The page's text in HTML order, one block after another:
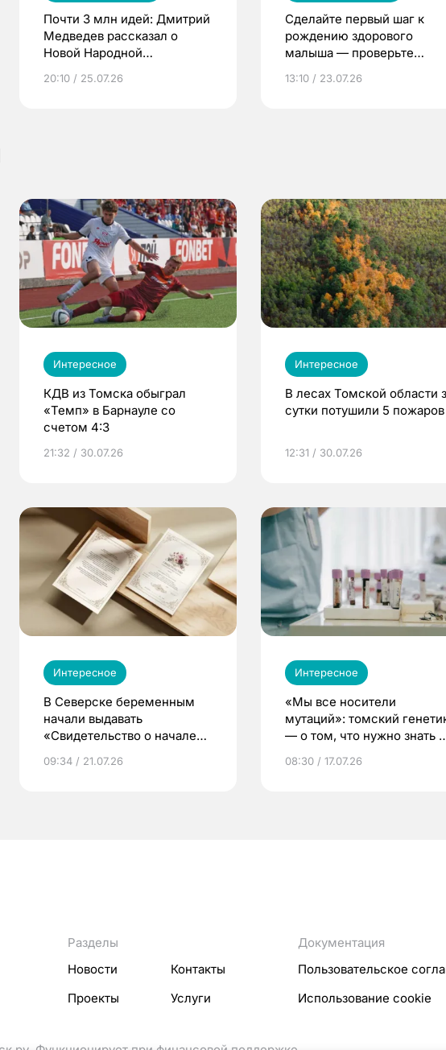
Почти 3 млн идей: Дмитрий
Медведев рассказал о
Новой Народной
20:10 / 25.07.26
Сделайте первый шаг к
рождению здорового
малыша — проверьте
по ОМС!
13:10 / 23.07.26
Интересное
КДВ из Томска обыграл
«Темп» в Барнауле со
счетом 4:3
21:32 / 30.07.26
Интересное
В лесах Томской области
сутки потушили 5 пожаров
12:31 / 30.07.26
Интересное
В Северске беременным
начали выдавать
«Свидетельство о начале
09:34 / 21.07.26
Интересное
«Мы все носители
мутаций»: томский
— о том, что нужно знать
08:30 / 17.07.26
Разделы
Новости
Контакты
Проекты
Услуги
Документация
Пользовательское
Использование cookie